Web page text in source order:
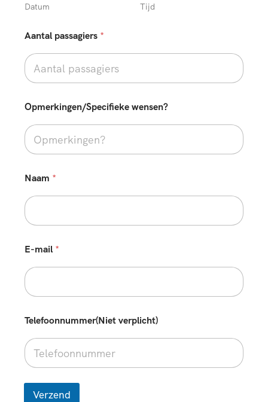
Datum Tijd
Aantal passagiers *
Opmerkingen/Specifieke wensen?
Naam *
E-mail *
Telefoonnummer(Niet verplicht)
Verzend